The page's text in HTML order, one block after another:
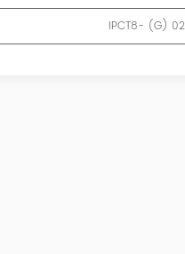
IPCT8- (G) 02